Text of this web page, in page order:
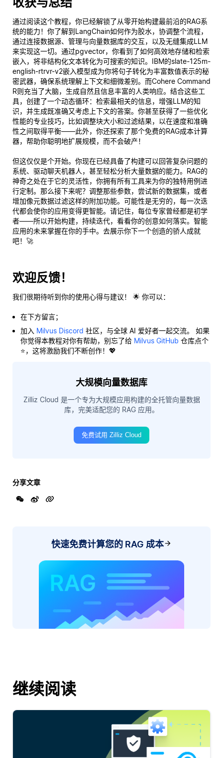
通过阅读这个教程，你已经解锁了从零开始构建最前沿的RAG系
统的能力！你了解到LangChain如何作为胶水，协调整个流程，
通过连接数据源、管理与向量数据库的交互，以及无缝集成LLM
来实现这一切。通过pgvector，你看到了如何高效地存储和检索
嵌入，将非结构化文本转化为可搜索的知识。IBM的slate-125m-
english-rtrvr-v2嵌入模型成为你将句子转化为丰富数值表示的秘
密武器，确保系统理解上下文和细微差别。而Cohere Command
R则充当了大脑，生成自然且信息丰富的人类响应。结合这些工
具，创建了一个动态循环：检索最相关的信息，增强LLM的知
识，并生成既准确又考虑上下文的答案。你甚至获得了一些优化
性能的专业技巧，比如调整块大小和过滤结果，以在速度和准确
性之间取得平衡——此外，你还探索了那个免费的RAG成本计算
器，帮助你聪明地扩展规模，而不会破产！
但这仅仅是个开始。你现在已经具备了构建可以回答复杂问题的
系统、驱动聊天机器人，甚至轻松分析大量数据的能力。RAG的
神奇之处在于它的灵活性，你拥有所有工具来为你的独特用例进
行定制。那么接下来呢？调整那些参数，尝试新的数据集，或者
增加像元数据过滤这样的附加功能。可能性是无穷的，每一次迭
代都会使你的应用变得更智能。请记住，每位专家曾经都是初学
者——所以开始构建，持续迭代，看看你的创意如何落实。智能
应用的未来掌握在你的手中。去展示你下一个创造的骄人成就
吧！🚀
欢迎反馈！
我们很期待听到你的使用心得与建议！ 🌟 你可以：
在下方留言；
加入 Milvus Discord 社区，与全球 AI 爱好者一起交流。 如果
你觉得本教程对你有帮助，别忘了给 Milvus GitHub 仓库点个
⭐，这将激励我们不断创作！💖
大规模向量数据库
Zilliz Cloud 是一个专为大规模应用构建的全托管向量数据
库，完美适配您的 RAG 应用。
免费试用 Zilliz Cloud
分享文章
快速免费计算您的 RAG 成本
继续阅读